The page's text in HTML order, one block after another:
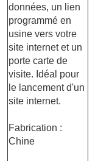
données, un lien
programmé en
usine vers votre
site internet et un
porte carte de
visite. Idéal pour
le lancement d'un
site internet.
Fabrication :
Chine